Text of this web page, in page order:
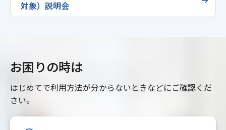
対象）説明会
お困りの時は
はじめてで利用方法が分からないときなどにご確認くだ
さい。